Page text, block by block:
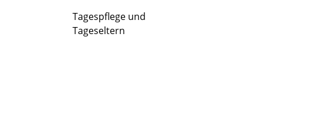
Tagespflege und
Tageseltern